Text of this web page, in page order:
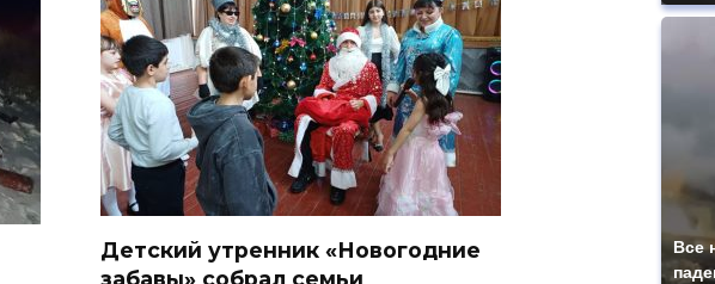
Детский утренник «Новогодние
забавы» собрал семьи
Все